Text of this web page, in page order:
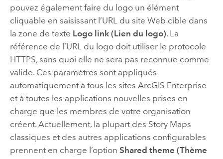
pouvez également faire du logo un élément
cliquable en saisissant l’URL du site Web cible dans
la zone de texte Logo link (Lien du logo). La
référence de l’URL du logo doit utiliser le protocole
HTTPS, sans quoi elle ne sera pas reconnue comme
valide. Ces paramètres sont appliqués
automatiquement à tous les sites ArcGIS Enterprise
et à toutes les applications nouvelles prises en
charge que les membres de votre organisation
créent.Actuellement, la plupart des Story Maps
classiques et des autres applications configurables
prennent en charge l’option Shared theme (Thème